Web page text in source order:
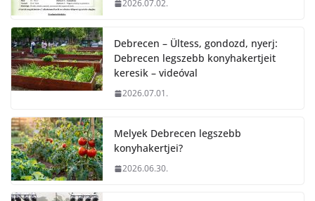
2026.07.02.
Debrecen – Ültess, gondozd, nyerj:
Debrecen legszebb konyhakertjeit
keresik – videóval
2026.07.01.
Melyek Debrecen legszebb
konyhakertjei?
2026.06.30.